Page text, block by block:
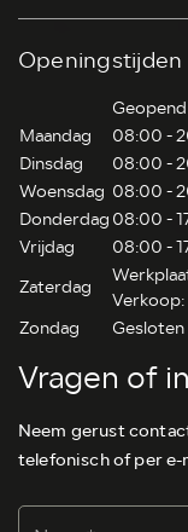
Openingstijden
Geopend
Maandag
08:00 -
Dinsdag
08:00 -
Woensdag 08:00 -
Donderdag08:00 -
Vrijdag
08:00 -
Zaterdag
Zondag
Gesloten
Vragen of
Neem gerust
telefonisch of per e-